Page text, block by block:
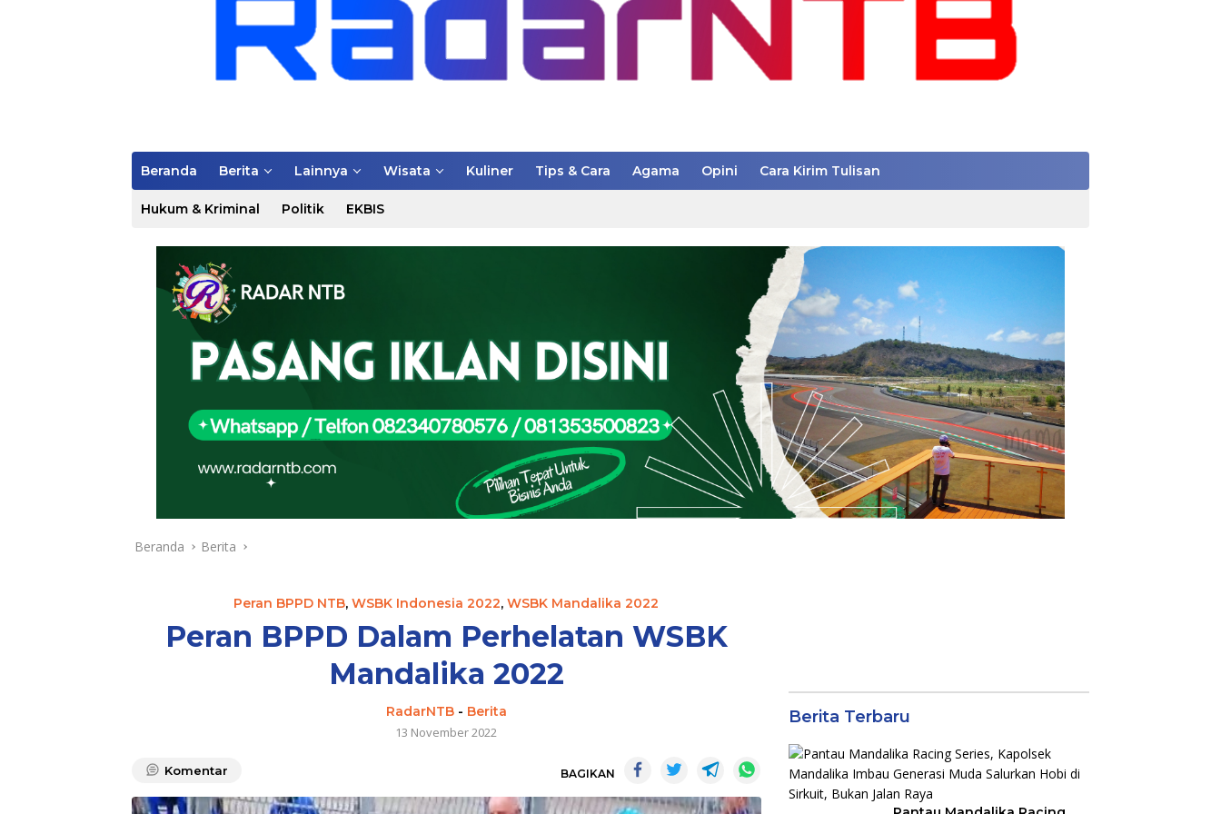
Beranda Berita Lainnya Wisata Kuliner Tips & Cara Agama Opini Cara Kirim Tulisan
Hukum & Kriminal Politik EKBIS
Beranda Berita
Peran BPPD NTB,WSBK Indonesia 2022,WSBK Mandalika 2022
Peran BPPD Dalam Perhelatan WSBK
Mandalika 2022
RadarNTB- Berita
13 November 2022
Komentar BAGIKAN
Berita Terbaru